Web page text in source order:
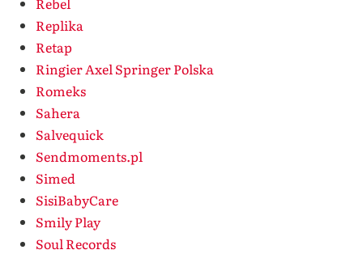
Replika
Retap
Ringier Axel Springer Polska
Romeks
Sahera
Salvequick
Sendmoments.pl
Simed
SisiBabyCare
Smily Play
Soul Records